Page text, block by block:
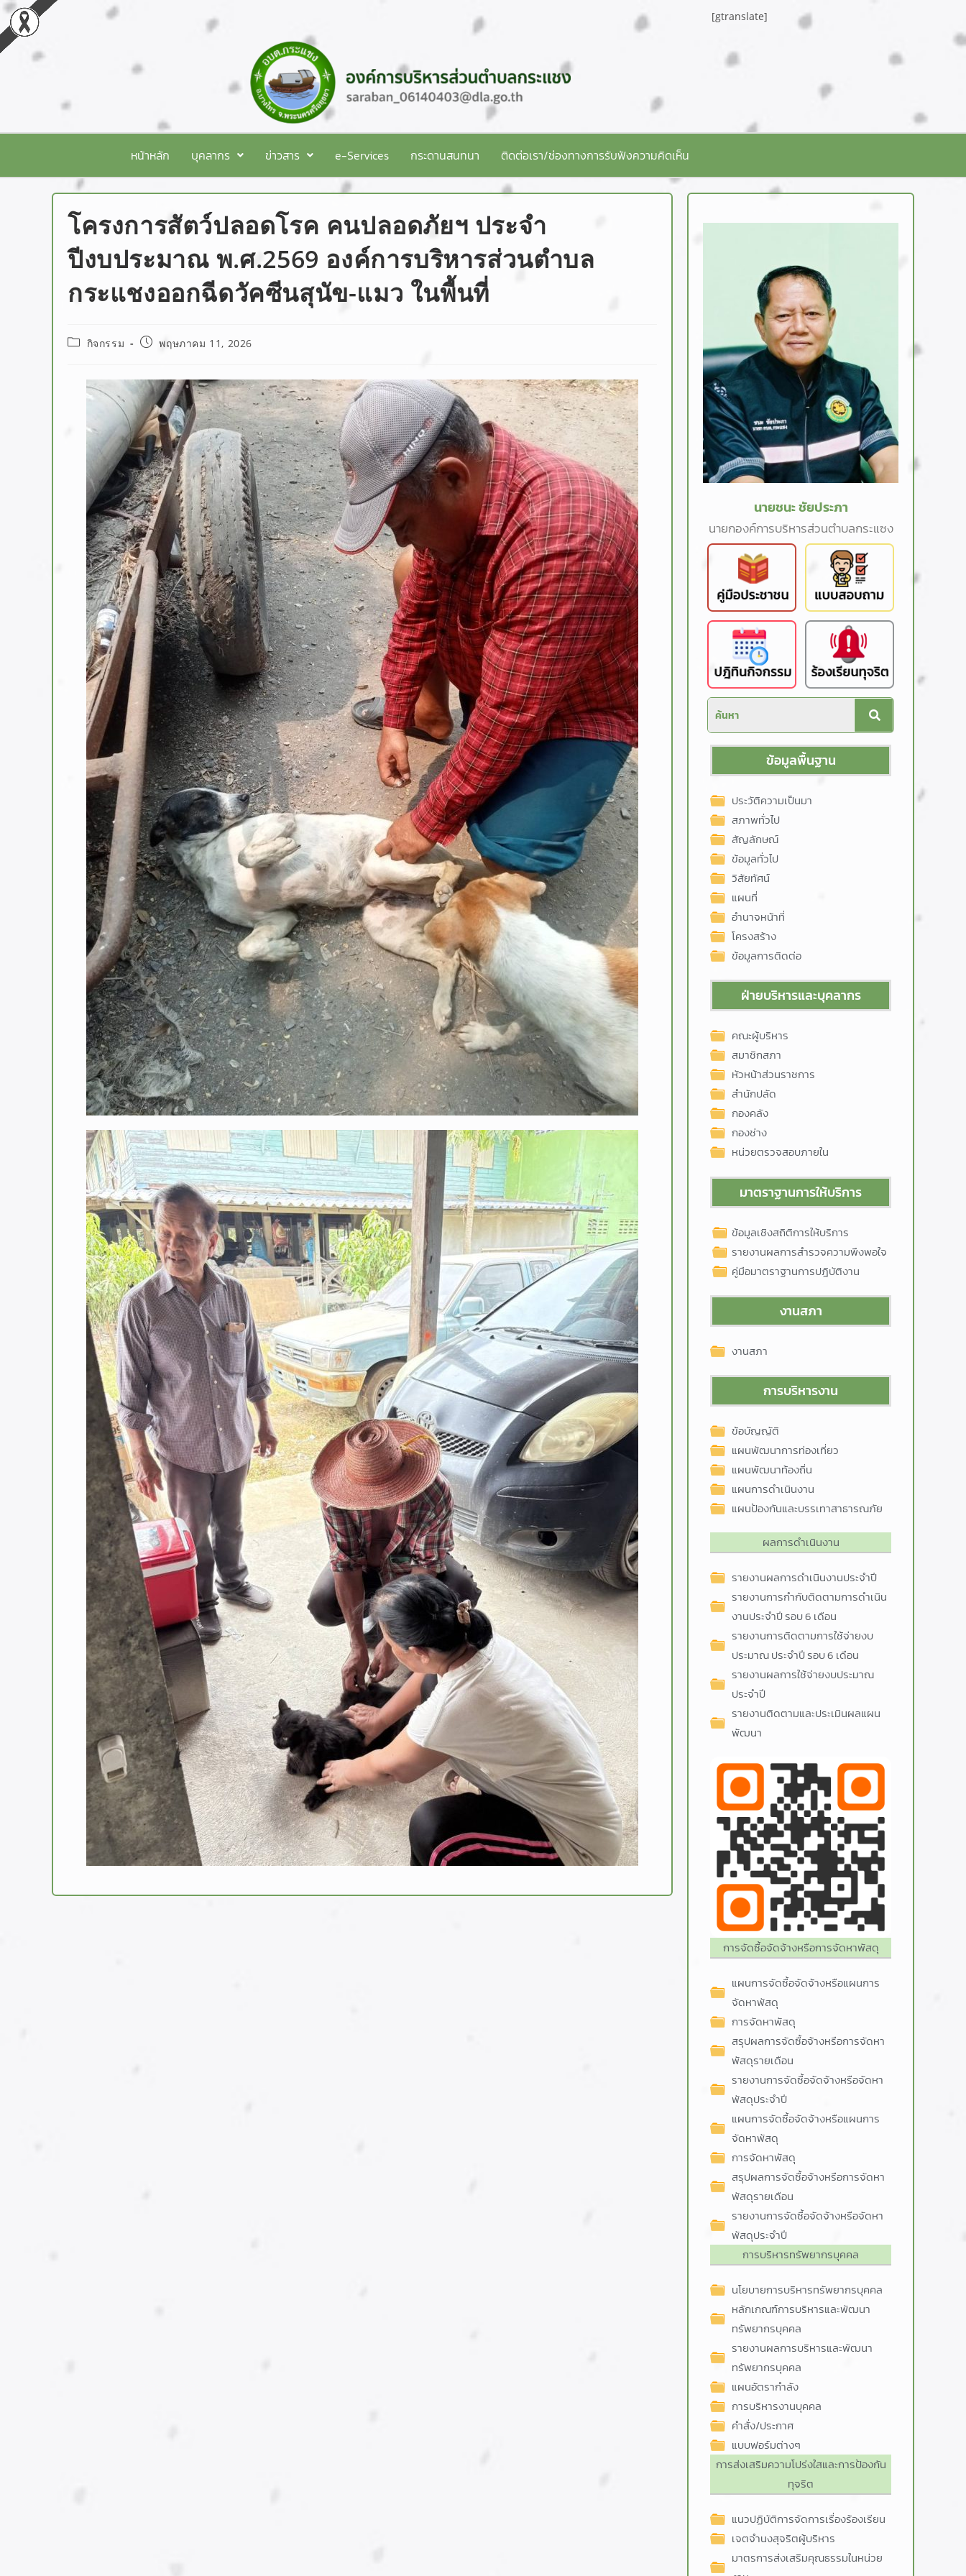
[gtranslate]
หน้าหลัก บุคลากร ข่าวสาร e-Services กระดานสนทนา ติดต่อเรา/ช่องทางการรับฟังความคิดเห็น
โครงการสัตว์ปลอดโรค คนปลอดภัยฯ ประจำ
ปีงบประมาณ พ.ศ.2569 องค์การบริหารส่วนตำบล
กระแชงออกฉีดวัคซีนสุนัข-แมว ในพื้นที่
กิจกรรม พฤษภาคม 11, 2026
นายชนะ ชัยประภา
นายกองค์การบริหารส่วนตำบลกระแซง
ข้อมูลพื้นฐาน
ประวัติความเป็นมา
สภาพทั่วไป
สัญลักษณ์
ข้อมูลทั่วไป
วิสัยทัศน์
แผนที่
อำนาจหน้าที่
โครงสร้าง
ข้อมูลการติดต่อ
ฝ่ายบริหารและบุคลากร
คณะผู้บริหาร
สมาชิกสภา
หัวหน้าส่วนราชการ
สำนักปลัด
กองคลัง
กองช่าง
หน่วยตรวจสอบภายใน
มาตราฐานการให้บริการ
ข้อมูลเชิงสถิติการให้บริการ
รายงานผลการสำรวจความพึงพอใจ
คู่มือมาตราฐานการปฎิบัติงาน
งานสภา
งานสภา
การบริหารงาน
ข้อบัญญัติ
แผนพัฒนาการท่องเที่ยว
แผนพัฒนาท้องถิ่น
แผนการดำเนินงาน
แผนป้องกันและบรรเทาสาธารณภัย
ผลการดำเนินงาน
รายงานผลการดำเนินงานประจำปี
รายงานการกำกับติดตามการดำเนิน
งานประจำปี รอบ 6 เดือน
รายงานการติดตามการใช้จ่ายงบ
ประมาณ ประจำปี รอบ 6 เดือน
รายงานผลการใช้จ่ายงบประมาณ
ประจำปี
รายงานติดตามและประเมินผลแผน
พัฒนา
การจัดซื้อจัดจ้างหรือการจัดหาพัสดุ
แผนการจัดซื้อจัดจ้างหรือแผนการ
จัดหาพัสดุ
การจัดหาพัสดุ
สรุปผลการจัดซื้อจ้างหรือการจัดหา
พัสดุรายเดือน
รายงานการจัดซื้อจัดจ้างหรือจัดหา
พัสดุประจำปี
แผนการจัดซื้อจัดจ้างหรือแผนการ
จัดหาพัสดุ
การจัดหาพัสดุ
สรุปผลการจัดซื้อจ้างหรือการจัดหา
พัสดุรายเดือน
รายงานการจัดซื้อจัดจ้างหรือจัดหา
พัสดุประจำปี
การบริหารทรัพยากรบุคคล
นโยบายการบริหารทรัพยากรบุคคล
หลักเกณฑ์การบริหารและพัฒนา
ทรัพยากรบุคคล
รายงานผลการบริหารและพัฒนา
ทรัพยากรบุคคล
แผนอัตรากำลัง
การบริหารงานบุคคล
คำสั่ง/ประกาศ
แบบฟอร์มต่างๆ
การส่งเสริมความโปร่งใสและการป้องกัน
ทุจริต
แนวปฏิบัติการจัดการเรื่องร้องเรียน
เจตจำนงสุจริตผู้บริหาร
มาตรการส่งเสริมคุณธรรมในหน่วย